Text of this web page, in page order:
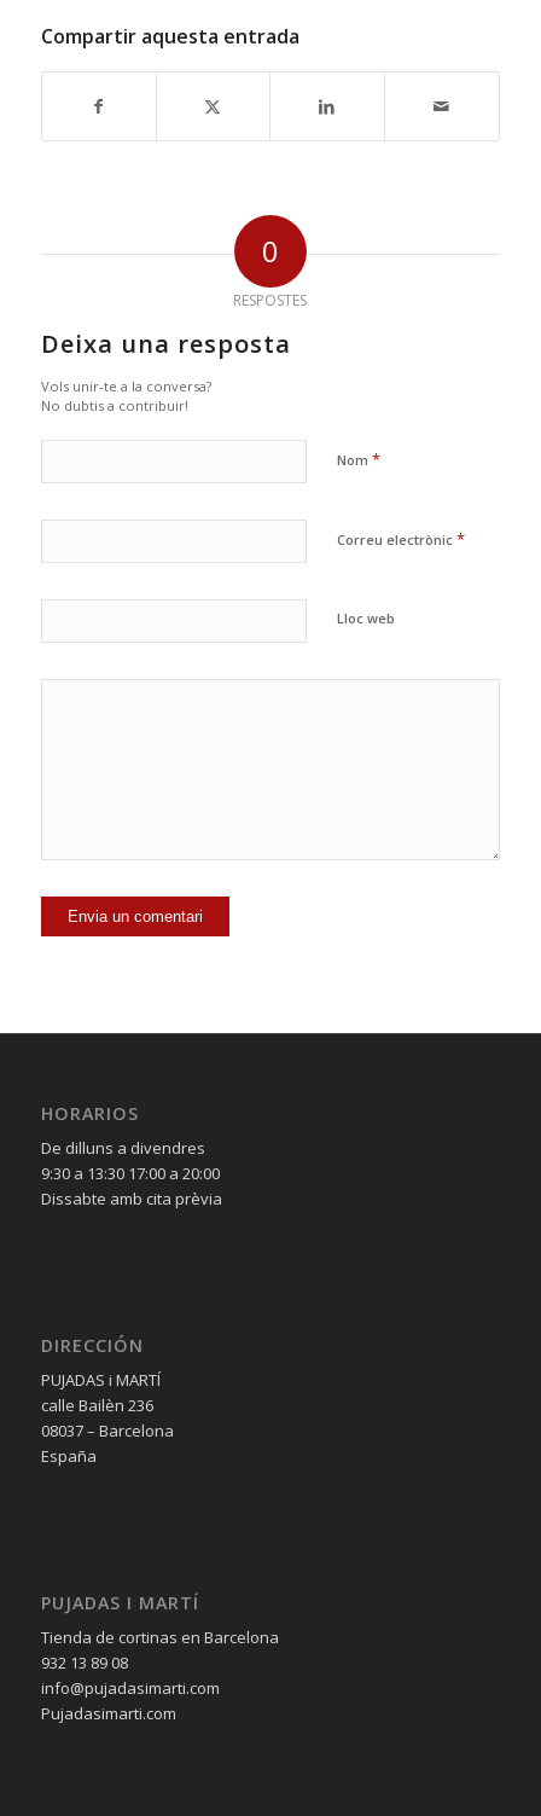
Compartir aquesta entrada
0
RESPOSTES
Deixa una resposta
Vols unir-te a la conversa?
No dubtis a contribuir!
Nom *
Correu electrònic *
Lloc web
HORARIOS
De dilluns a divendres
9:30 a 13:30 17:00 a 20:00
Dissabte amb cita prèvia
DIRECCIÓN
PUJADAS i MARTÍ
calle Bailèn 236
08037 – Barcelona
España
PUJADAS I MARTÍ
Tienda de cortinas en Barcelona
932 13 89 08
info@pujadasimarti.com
Pujadasimarti.com